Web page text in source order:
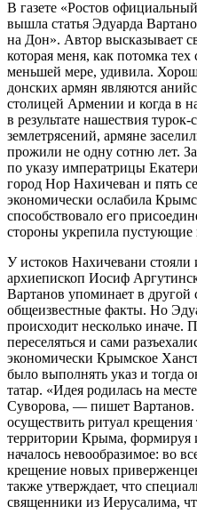
В газете «Ростов
вышла статья Эдуарда
на Дон». Автор высказывает
которая меня, как потомка
меньшей мере, удивила.
донских армян являются
столицей Армении и когда в
в результате нашествия
землетрясений, армяне
прожили не одну сотню лет.
по указу императрицы
город Нор Нахичеван и пять
экономически ослабила
способствовало его
стороны укрепила
У истоков Нахичевани стояли
архиепископ Иосиф
Вартанов упоминает в другой
общеизвестные факты. Но
происходит несколько иначе.
переселяться и сами
экономически Крымское
было выполнять указ и тогда
татар. «Идея родилась на
Суворова, — пишет
осуществить ритуал крещения
территории Крыма, формируя
началось невообразимое: во
крещение новых
также утверждает, что
священники из Иерусалима,